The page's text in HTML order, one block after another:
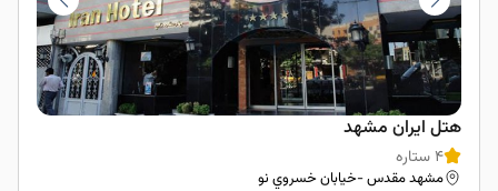
هتل ایران مشهد
4 ستاره
مشهد مقدس -خيابان خسروي نو